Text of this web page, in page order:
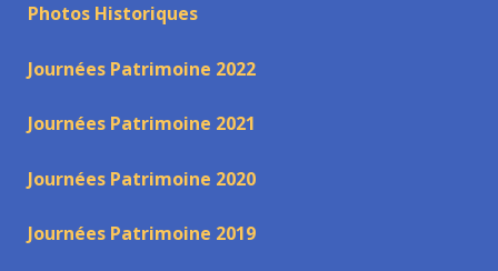
Photos Historiques
Journées Patrimoine 2022
Journées Patrimoine 2021
Journées Patrimoine 2020
Journées Patrimoine 2019